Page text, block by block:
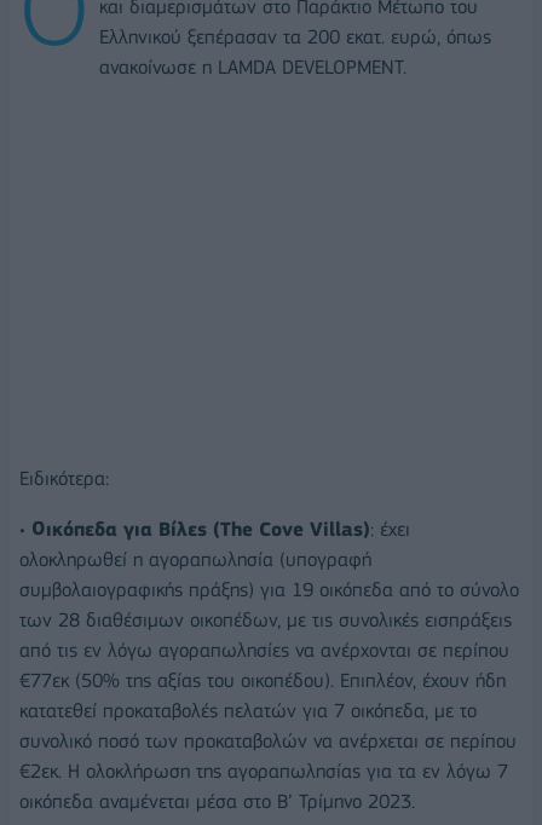
και διαμερισμάτων στο Παράκτιο Μέτωπο του
Ελληνικού ξεπέρασαν τα 200 εκατ. ευρώ, όπως
ανακοίνωσε η LAMDA DEVELOPMENT.
Ειδικότερα:
• Οικόπεδα για Βίλες (The Cove Villas): έχει
ολοκληρωθεί η αγοραπωλησία (υπογραφή
συμβολαιογραφικής πράξης) για 19 οικόπεδα από το σύνολο
των 28 διαθέσιμων οικοπέδων, με τις συνολικές εισπράξεις
από τις εν λόγω αγοραπωλησίες να ανέρχονται σε περίπου
€77εκ (50% της αξίας του οικοπέδου). Επιπλέον, έχουν ήδη
κατατεθεί προκαταβολές πελατών για 7 οικόπεδα, με το
συνολικό ποσό των προκαταβολών να ανέρχεται σε περίπου
€2εκ. Η ολοκλήρωση της αγοραπωλησίας για τα εν λόγω 7
οικόπεδα αναμένεται μέσα στο Β’ Τρίμηνο 2023.